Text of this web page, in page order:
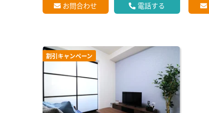
お問合わせ 電話する
割引キャンペーン